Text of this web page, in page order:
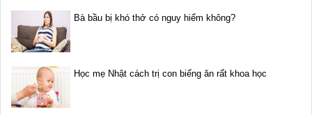
Bà bầu bị khó thở có nguy hiểm không?
Học mẹ Nhật cách trị con biếng ăn rất khoa học